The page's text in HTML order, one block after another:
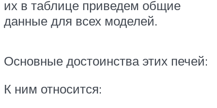
их в таблице приведем общие
данные для всех моделей.
Основные достоинства этих печей:
К ним относится: